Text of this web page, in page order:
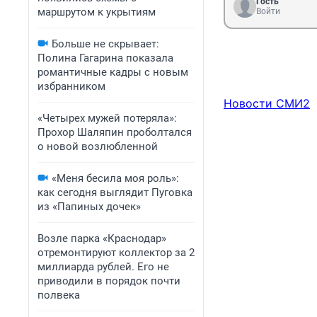
маршрутом к укрытиям
Больше не скрывает:
Полина Гагарина показала
романтичные кадры с новым
избранником
«Четырех мужей потеряла»:
Прохор Шаляпин проболтался
о новой возлюбленной
«Меня бесила моя роль»:
как сегодня выглядит Пуговка
из «Папиных дочек»
Возле парка «Краснодар»
отремонтируют коллектор за 2
миллиарда рублей. Его не
приводили в порядок почти
полвека
Войти
Новости СМИ2